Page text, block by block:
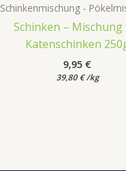
Schinkenmischung -
Schinken –
Katenschinken
9,95 €
39,80 € /kg